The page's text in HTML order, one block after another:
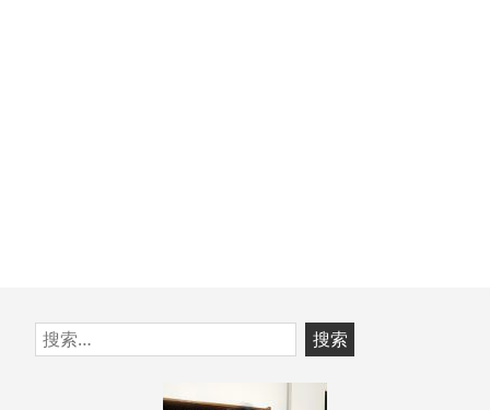
跳
至
搜
索：